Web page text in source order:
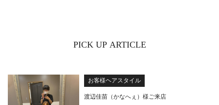
PICK UP ARTICLE
お客様ヘアスタイル
渡辺佳苗（かなへぇ）様ご来店